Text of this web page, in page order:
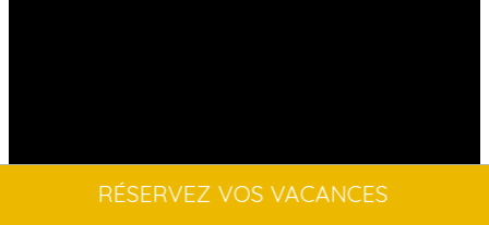
RÉSERVEZ VOS VACANCES